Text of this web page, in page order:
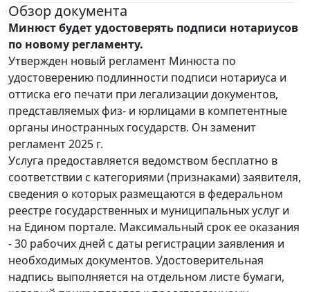
Обзор документа
Минюст будет удостоверять подписи нотариусов
по новому регламенту.
Утвержден новый регламент Минюста по
удостоверению подлинности подписи нотариуса и
оттиска его печати при легализации документов,
представляемых физ- и юрлицами в компетентные
органы иностранных государств. Он заменит
регламент 2025 г.
Услуга предоставляется ведомством бесплатно в
соответствии с категориями (признаками) заявителя,
сведения о которых размещаются в федеральном
реестре государственных и муниципальных услуг и
на Едином портале. Максимальный срок ее оказания
- 30 рабочих дней с даты регистрации заявления и
необходимых документов. Удостоверительная
надпись выполняется на отдельном листе бумаги,